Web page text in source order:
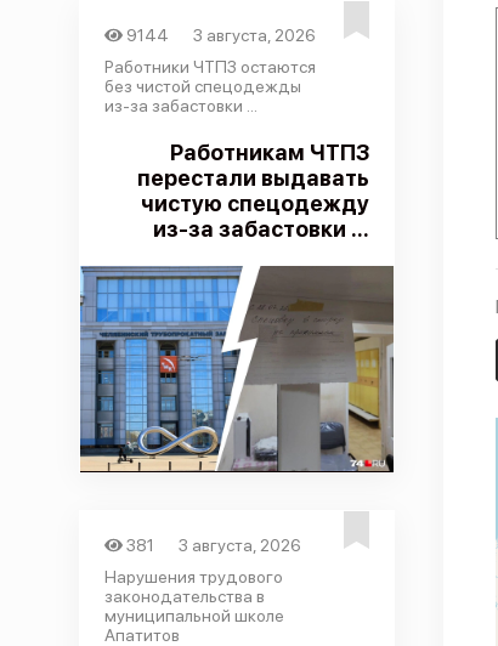
9144
3 августа, 2026
Работники ЧТПЗ остаются
без чистой спецодежды
из-за забастовки ...
Работникам ЧТПЗ
перестали выдавать
чистую спецодежду
из-за забастовки ...
381
3 августа, 2026
Нарушения трудового
законодательства в
муниципальной школе
Апатитов